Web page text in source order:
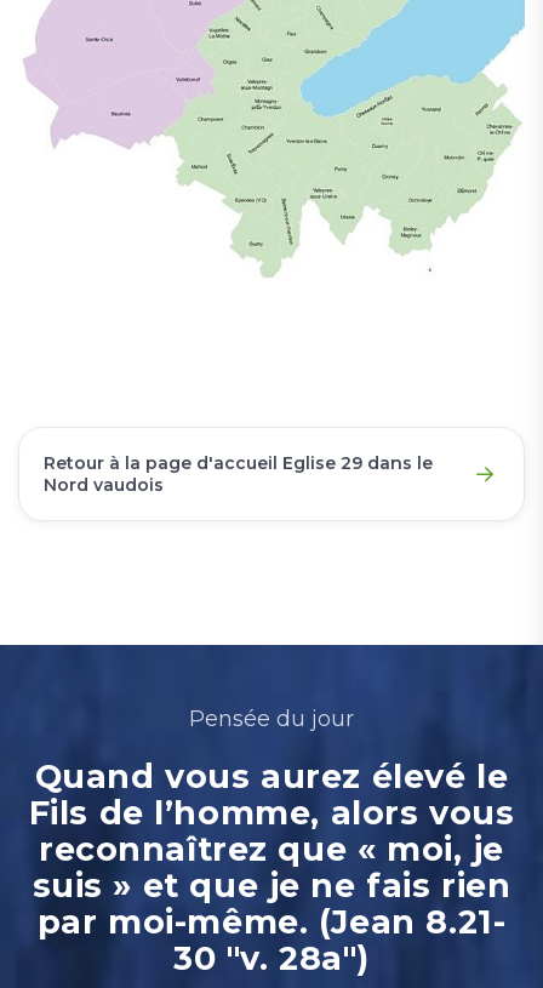
Retour à la page d'accueil Eglise 29 dans le
Nord vaudois
Pensée du jour
Quand vous aurez élevé le
Fils de l’homme, alors vous
reconnaîtrez que « moi, je
suis » et que je ne fais rien
par moi-même. (Jean 8.21-
30 "v. 28a")